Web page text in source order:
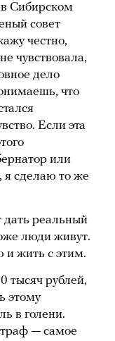
в Сибирском
совет
честно,
чувствовала,
дело
что
Если эта
или
сделаю то же
дать реальный
люди живут.
и жить с этим.
тысяч рублей,
этому
в голени.
— самое